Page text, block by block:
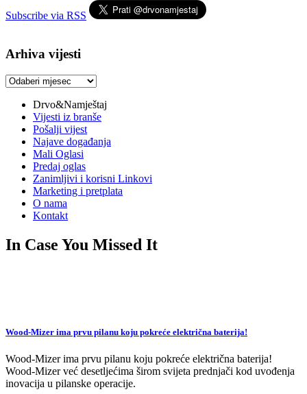
Subscribe via RSS
Arhiva vijesti
Arhiva
Drvo&Namještaj
Vijesti iz branše
Pošalji vijest
Najave događanja
Mali Oglasi
Predaj oglas
Zanimljivi i korisni Linkovi
Marketing i pretplata
O nama
Kontakt
In Case You Missed It
Wood-Mizer ima prvu pilanu koju pokreće električna baterija!
Wood-Mizer ima prvu pilanu koju pokreće električna baterija!
Wood-Mizer već desetljećima širom svijeta prednjači kod uvođenja
inovacija u pilanske operacije.